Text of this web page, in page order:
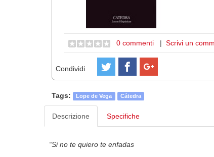
0 commenti | Scrivi un
Condividi
Tags: Lope de Vega Cátedra
Descrizione Specifiche
“Si no te quiero te enfadas